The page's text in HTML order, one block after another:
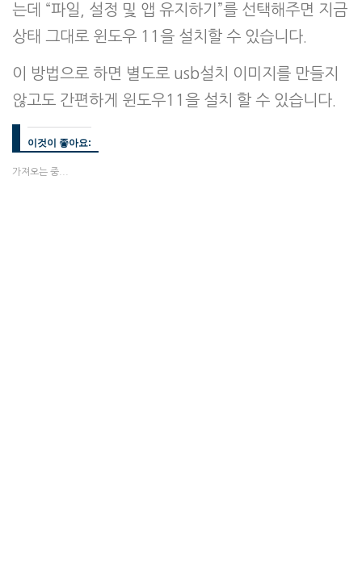
는데 “파일, 설정 및 앱 유지하기”를 선택해주면 지금
상태 그대로 윈도우 11을 설치할 수 있습니다.
이 방법으로 하면 별도로 usb설치 이미지를 만들지
않고도 간편하게 윈도우11을 설치 할 수 있습니다.
이것이 좋아요:
가져오는 중...